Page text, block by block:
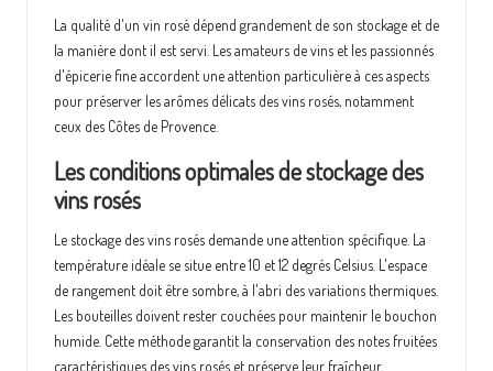
La qualité d'un vin rosé dépend grandement de son stockage et de
la manière dont il est servi. Les amateurs de vins et les passionnés
d'épicerie fine accordent une attention particulière à ces aspects
pour préserver les arômes délicats des vins rosés, notamment
ceux des Côtes de Provence.
Les conditions optimales de stockage des
vins rosés
Le stockage des vins rosés demande une attention spécifique. La
température idéale se situe entre 10 et 12 degrés Celsius. L'espace
de rangement doit être sombre, à l'abri des variations thermiques.
Les bouteilles doivent rester couchées pour maintenir le bouchon
humide. Cette méthode garantit la conservation des notes fruitées
caractéristiques des vins rosés et préserve leur fraîcheur.